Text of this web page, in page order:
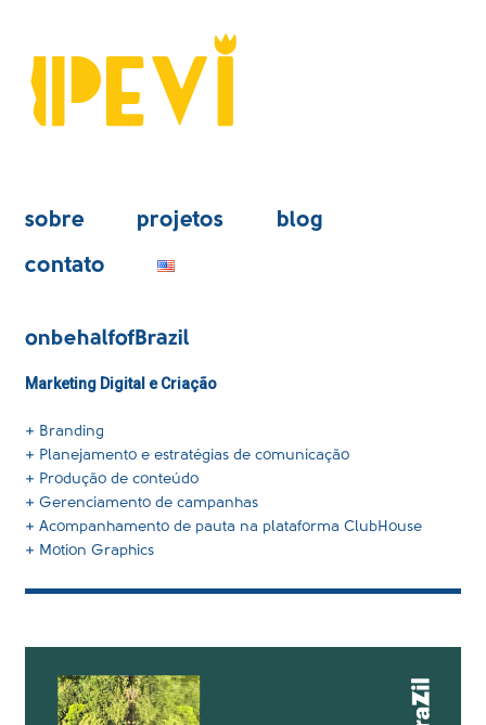
sobre projetos blog
contato
onbehalfofBrazil
Marketing Digital e Criação
+ Branding
+ Planejamento e estratégias de comunicação
+ Produção de conteúdo
+ Gerenciamento de campanhas
+ Acompanhamento de pauta na plataforma ClubHouse
+ Motion Graphics